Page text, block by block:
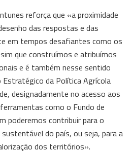
reforça que «a proximidade
das respostas e das
em tempos desafiantes como os
que construímos e atribuímos
e é também nesse sentido
Estratégico da Política Agrícola
designadamente no acesso aos
como o Fundo de
poderemos contribuir para o
do país, ou seja, para a
dos territórios».